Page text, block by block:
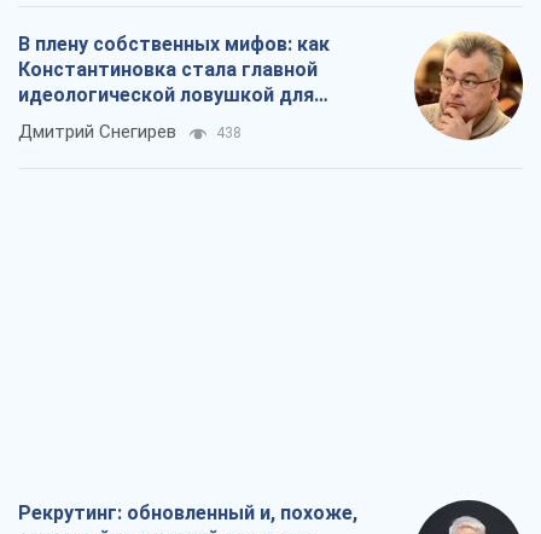
В плену собственных мифов: как
Константиновка стала главной
идеологической ловушкой для
российских оккупантов
Дмитрий Снегирев 438
Рекрутинг: обновленный и, похоже,